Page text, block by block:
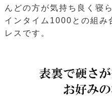
んどの方が気持ち良く寝
インタイム1000との組み
レスです。